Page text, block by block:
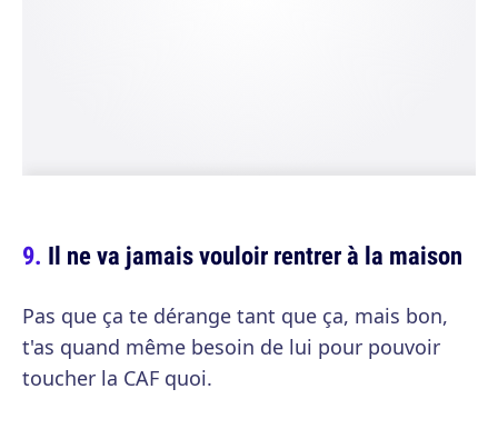
Il ne va jamais vouloir rentrer à la maison
Pas que ça te dérange tant que ça, mais bon,
t'as quand même besoin de lui pour pouvoir
toucher la CAF quoi.